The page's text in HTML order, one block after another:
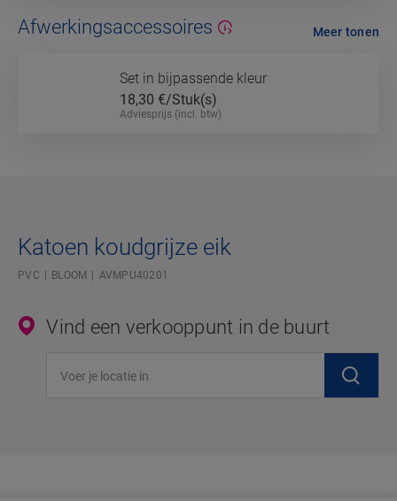
Afwerkingsaccessoires
Set in bijpassende kleur
18,30 €/Stuk(s)
Adviesprijs (incl. btw)
Meer tonen
Katoen koudgrijze eik
PVC BLOOM AVMPU40201
Vind een verkooppunt in de buurt